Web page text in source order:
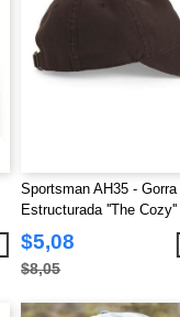
Sportsman AH35 - Gorra
Estructurada ''The Cozy''
$5,08
$8,05